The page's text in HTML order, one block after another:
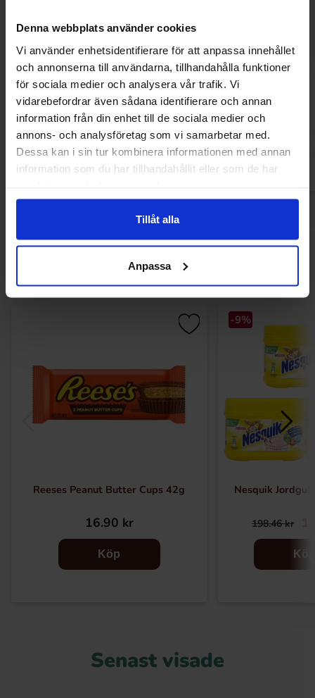
Denna webbplats använder cookies
Vi använder enhetsidentifierare för att anpassa innehållet
och annonserna till användarna, tillhandahålla funktioner
för sociala medier och analysera vår trafik. Vi
vidarebefordrar även sådana identifierare och annan
information från din enhet till de sociala medier och
annons- och analysföretag som vi samarbetar med.
Dessa kan i sin tur kombinera informationen med annan
information som du har tillhandahållit eller som de har
Tillåt alla
Anpassa
Cadbury Caramel Spread 400g
75.62 kr
Köp
Betty Crocker
Andra gillade
Reeses Peanut Butter Cups 42g
16.90 kr
Köp
-9%
Nesquik
198.46 kr
Köp
Senast visade